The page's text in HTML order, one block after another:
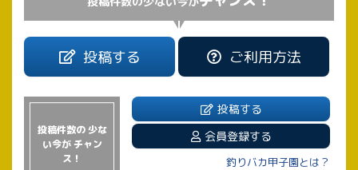
投稿する ご利用方法
投稿件数の 少な
い今が チャン
ス！
投稿する
会員登録する
釣りバカ甲子園とは？